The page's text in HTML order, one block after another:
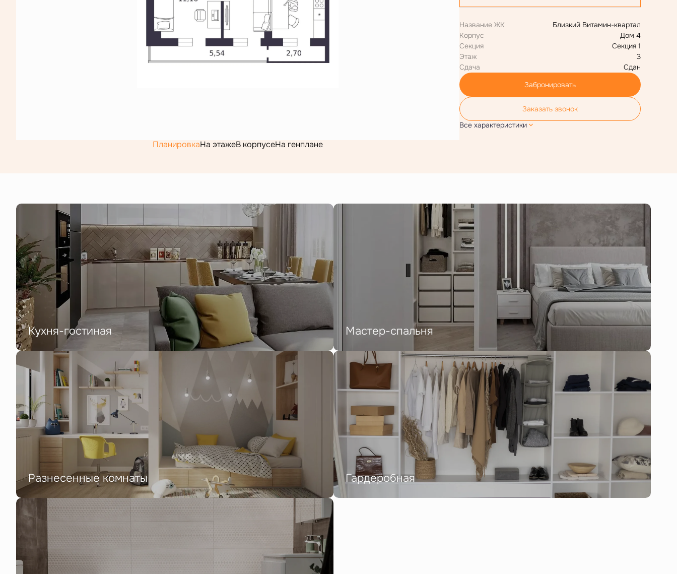
ПланировкаНа этажеВ корпусеНа генплане
Название ЖК
Близкий Витамин-квартал
Корпус
Дом 4
Секция
Секция 1
Этаж
3
Сдача
Сдан
Забронировать
Заказать звонок
Все характеристики
Кухня-гостиная Мастер-спальня
Разнесенные комнаты Гардеробная